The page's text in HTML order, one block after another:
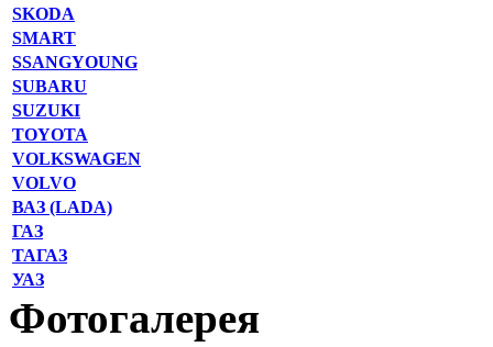
SKODA
SMART
SSANGYOUNG
SUBARU
SUZUKI
TOYOTA
VOLKSWAGEN
VOLVO
ВАЗ (LADA)
ГАЗ
ТАГАЗ
УАЗ
Фотогалерея